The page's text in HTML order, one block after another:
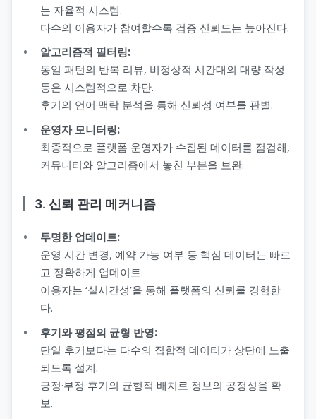
는 자율적 시스템.
다수의 이용자가 참여할수록 검증 신뢰도는 높아진다.
알고리즘적 필터링:
동일 패턴의 반복 리뷰, 비정상적 시간대의 대량 작성
등은 시스템적으로 차단.
후기의 언어·맥락 분석을 통해 신뢰성 여부를 판별.
운영자 모니터링:
최종적으로 플랫폼 운영자가 수집된 데이터를 점검해,
커뮤니티와 알고리즘에서 놓친 부분을 보완.
3. 신뢰 관리 메커니즘
투명한 업데이트:
운영 시간 변경, 예약 가능 여부 등 핵심 데이터는 빠르
고 정확하게 업데이트.
이용자는 ‘실시간성’을 통해 플랫폼의 신뢰를 경험한
다.
후기와 평점의 균형 반영:
단일 후기보다는 다수의 집합적 데이터가 상단에 노출
되도록 설계.
긍정·부정 후기의 균형적 배치로 정보의 공정성을 확
보.